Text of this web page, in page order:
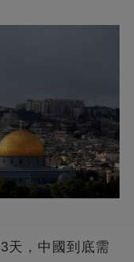
天，中國到底需